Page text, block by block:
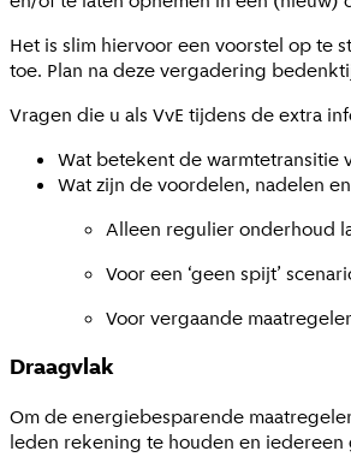
Het is slim hiervoor een voorstel op te
toe. Plan na deze vergadering
Vragen die u als VvE tijdens de extra
Wat betekent de warmtetransitie
Wat zijn de voordelen, nadelen
Alleen regulier onderhoud
Voor een ‘geen spijt’
Voor vergaande
Draagvlak
Om de energiebesparende
leden rekening te houden en